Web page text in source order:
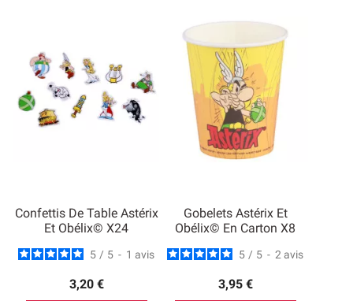
Confettis De Table Astérix
Et Obélix© X24
5 / 5 - 1 avis
3,20 €
Gobelets Astérix Et
Obélix© En Carton X8
5 / 5 - 2 avis
3,95 €